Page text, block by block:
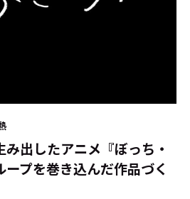
出したアニメ『ぼっち・
ープを巻き込んだ作品づく